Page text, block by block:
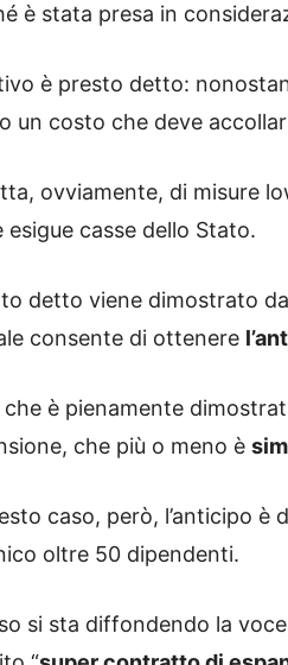
è stata presa in
è presto detto:
un costo che deve
ovviamente, di misure
esigue casse dello Stato.
detto viene dimostrato
consente di ottenere
che è pienamente
che più o meno è
caso, però, l’anticipo è
oltre 50 dipendenti.
si sta diffondendo la